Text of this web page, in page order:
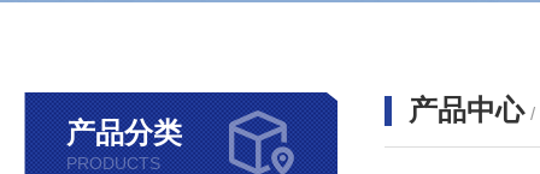
产品分类
PRODUCTS
产品中心 /